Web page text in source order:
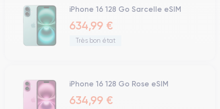
iPhone 16 128 Go Sarcelle eSIM
634,99 €
Très bon état
iPhone 16 128 Go Rose eSIM
634,99 €